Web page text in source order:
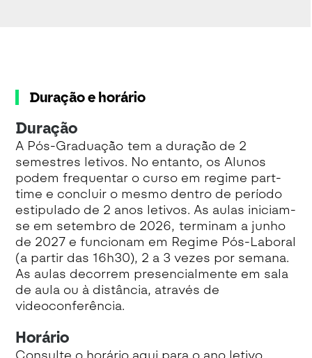
Duração e horário
Duração
A Pós-Graduação tem a duração de 2
semestres letivos. No entanto, os Alunos
podem frequentar o curso em regime part-
time e concluir o mesmo dentro de período
estipulado de 2 anos letivos. As aulas iniciam-
se em setembro de 2026, terminam a junho
de 2027 e funcionam em Regime Pós-Laboral
(a partir das 16h30), 2 a 3 vezes por semana.
As aulas decorrem presencialmente em sala
de aula ou à distância, através de
videoconferência.
Horário